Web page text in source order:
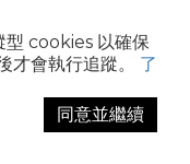
型 cookies 以確保
才會執行追蹤。 了
同意並繼續